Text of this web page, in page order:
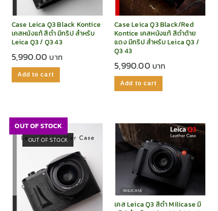
Case Leica Q3 Black Kontice
เคสหนังแท้ สีดำ มีกริป สำหรับ
Leica Q3 / Q3 43
5,990.00
Add to cart
Case Leica Q3 Black/Red
Kontice เคสหนังแท้ สีดำด้าย
แดง มีกริป สำหรับ Leica Q3 /
Q3 43
5,990.00
Add to cart
OUT OF STOCK
OUT OF STOCK
เคส Leica Q3 สีดำ Milicase มี